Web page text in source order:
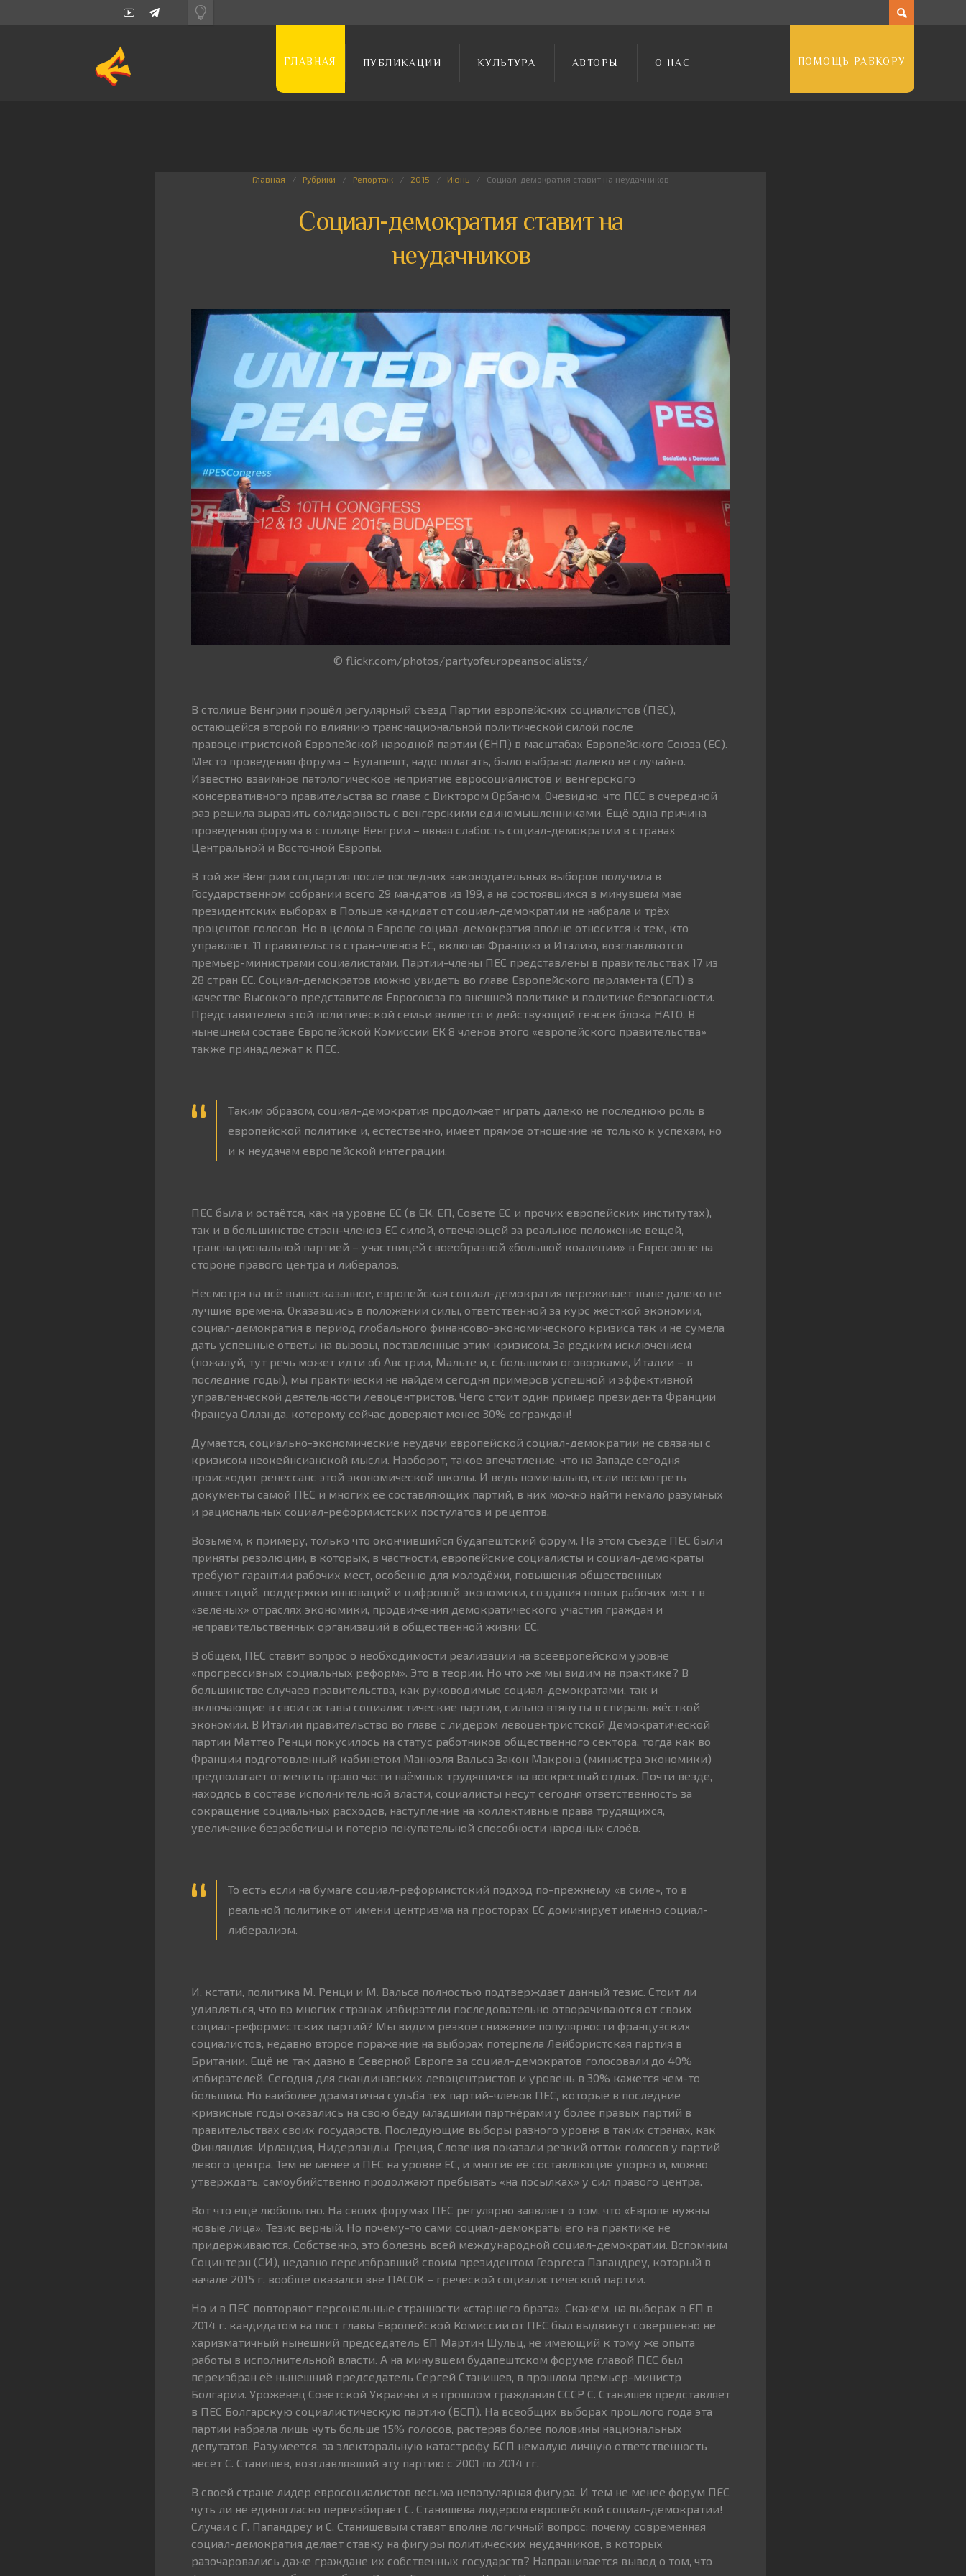
ГЛАВНАЯ ПУБЛИКАЦИИ КУЛЬТУРА АВТОРЫ О НАС ПОМОЩЬ РАБКОРУ
Главная Рубрики Репортаж 2015 Июнь Социал-демократия ставит на неудачников
Социал-демократия ставит на
неудачников
© flickr.com/photos/partyofeuropeansocialists/
В столице Венгрии прошёл регулярный съезд Партии европейских социалистов (ПЕС),
остающейся второй по влиянию транснациональной политической силой после
правоцентристской Европейской народной партии (ЕНП) в масштабах Европейского Союза (ЕС).
Место проведения форума – Будапешт, надо полагать, было выбрано далеко не случайно.
Известно взаимное патологическое неприятие евросоциалистов и венгерского
консервативного правительства во главе с Виктором Орбаном. Очевидно, что ПЕС в очередной
раз решила выразить солидарность с венгерскими единомышленниками. Ещё одна причина
проведения форума в столице Венгрии – явная слабость социал-демократии в странах
Центральной и Восточной Европы.
В той же Венгрии соцпартия после последних законодательных выборов получила в
Государственном собрании всего 29 мандатов из 199, а на состоявшихся в минувшем мае
президентских выборах в Польше кандидат от социал-демократии не набрала и трёх
процентов голосов. Но в целом в Европе социал-демократия вполне относится к тем, кто
управляет. 11 правительств стран-членов ЕС, включая Францию и Италию, возглавляются
премьер-министрами социалистами. Партии-члены ПЕС представлены в правительствах 17 из
28 стран ЕС. Социал-демократов можно увидеть во главе Европейского парламента (ЕП) в
качестве Высокого представителя Евросоюза по внешней политике и политике безопасности.
Представителем этой политической семьи является и действующий генсек блока НАТО. В
нынешнем составе Европейской Комиссии ЕК 8 членов этого «европейского правительства»
также принадлежат к ПЕС.
Таким образом, социал-демократия продолжает играть далеко не последнюю роль в
европейской политике и, естественно, имеет прямое отношение не только к успехам, но
и к неудачам европейской интеграции.
ПЕС была и остаётся, как на уровне ЕС (в ЕК, ЕП, Совете ЕС и прочих европейских институтах),
так и в большинстве стран-членов ЕС силой, отвечающей за реальное положение вещей,
транснациональной партией – участницей своеобразной «большой коалиции» в Евросоюзе на
стороне правого центра и либералов.
Несмотря на всё вышесказанное, европейская социал-демократия переживает ныне далеко не
лучшие времена. Оказавшись в положении силы, ответственной за курс жёсткой экономии,
социал-демократия в период глобального финансово-экономического кризиса так и не сумела
дать успешные ответы на вызовы, поставленные этим кризисом. За редким исключением
(пожалуй, тут речь может идти об Австрии, Мальте и, с большими оговорками, Италии – в
последние годы), мы практически не найдём сегодня примеров успешной и эффективной
управленческой деятельности левоцентристов. Чего стоит один пример президента Франции
Франсуа Олланда, которому сейчас доверяют менее 30% сограждан!
Думается, социально-экономические неудачи европейской социал-демократии не связаны с
кризисом неокейнсианской мысли. Наоборот, такое впечатление, что на Западе сегодня
происходит ренессанс этой экономической школы. И ведь номинально, если посмотреть
документы самой ПЕС и многих её составляющих партий, в них можно найти немало разумных
и рациональных социал-реформистских постулатов и рецептов.
Возьмём, к примеру, только что окончившийся будапештский форум. На этом съезде ПЕС были
приняты резолюции, в которых, в частности, европейские социалисты и социал-демократы
требуют гарантии рабочих мест, особенно для молодёжи, повышения общественных
инвестиций, поддержки инноваций и цифровой экономики, создания новых рабочих мест в
«зелёных» отраслях экономики, продвижения демократического участия граждан и
неправительственных организаций в общественной жизни ЕС.
В общем, ПЕС ставит вопрос о необходимости реализации на всеевропейском уровне
«прогрессивных социальных реформ». Это в теории. Но что же мы видим на практике? В
большинстве случаев правительства, как руководимые социал-демократами, так и
включающие в свои составы социалистические партии, сильно втянуты в спираль жёсткой
экономии. В Италии правительство во главе с лидером левоцентристской Демократической
партии Маттео Ренци покусилось на статус работников общественного сектора, тогда как во
Франции подготовленный кабинетом Манюэля Вальса Закон Макрона (министра экономики)
предполагает отменить право части наёмных трудящихся на воскресный отдых. Почти везде,
находясь в составе исполнительной власти, социалисты несут сегодня ответственность за
сокращение социальных расходов, наступление на коллективные права трудящихся,
увеличение безработицы и потерю покупательной способности народных слоёв.
То есть если на бумаге социал-реформистский подход по-прежнему «в силе», то в
реальной политике от имени центризма на просторах ЕС доминирует именно социал-
либерализм.
И, кстати, политика М. Ренци и М. Вальса полностью подтверждает данный тезис. Стоит ли
удивляться, что во многих странах избиратели последовательно отворачиваются от своих
социал-реформистских партий? Мы видим резкое снижение популярности французских
социалистов, недавно второе поражение на выборах потерпела Лейбористская партия в
Британии. Ещё не так давно в Северной Европе за социал-демократов голосовали до 40%
избирателей. Сегодня для скандинавских левоцентристов и уровень в 30% кажется чем-то
большим. Но наиболее драматична судьба тех партий-членов ПЕС, которые в последние
кризисные годы оказались на свою беду младшими партнёрами у более правых партий в
правительствах своих государств. Последующие выборы разного уровня в таких странах, как
Финляндия, Ирландия, Нидерланды, Греция, Словения показали резкий отток голосов у партий
левого центра. Тем не менее и ПЕС на уровне ЕС, и многие её составляющие упорно и, можно
утверждать, самоубийственно продолжают пребывать «на посылках» у сил правого центра.
Вот что ещё любопытно. На своих форумах ПЕС регулярно заявляет о том, что «Европе нужны
новые лица». Тезис верный. Но почему-то сами социал-демократы его на практике не
придерживаются. Собственно, это болезнь всей международной социал-демократии. Вспомним
Социнтерн (СИ), недавно переизбравший своим президентом Георгеса Папандреу, который в
начале 2015 г. вообще оказался вне ПАСОК – греческой социалистической партии.
Но и в ПЕС повторяют персональные странности «старшего брата». Скажем, на выборах в ЕП в
2014 г. кандидатом на пост главы Европейской Комиссии от ПЕС был выдвинут совершенно не
харизматичный нынешний председатель ЕП Мартин Шульц, не имеющий к тому же опыта
работы в исполнительной власти. А на минувшем будапештском форуме главой ПЕС был
переизбран её нынешний председатель Сергей Станишев, в прошлом премьер-министр
Болгарии. Уроженец Советской Украины и в прошлом гражданин СССР С. Станишев представляет
в ПЕС Болгарскую социалистическую партию (БСП). На всеобщих выборах прошлого года эта
партии набрала лишь чуть больше 15% голосов, растеряв более половины национальных
депутатов. Разумеется, за электоральную катастрофу БСП немалую личную ответственность
несёт С. Станишев, возглавлявший эту партию с 2001 по 2014 гг.
В своей стране лидер евросоциалистов весьма непопулярная фигура. И тем не менее форум ПЕС
чуть ли не единогласно переизбирает С. Станишева лидером европейской социал-демократии!
Случаи с Г. Папандреу и С. Станишевым ставят вполне логичный вопрос: почему современная
социал-демократия делает ставку на фигуры политических неудачников, в которых
разочаровались даже граждане их собственных государств? Напрашивается вывод о том, что